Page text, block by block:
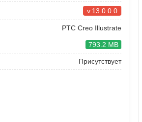
v.13.0.0.0
PTC Creo Illustrate
793.2 MB
Присутствует